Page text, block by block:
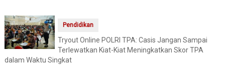
Pendidikan
Tryout Online POLRI TPA: Casis Jangan Sampai
Terlewatkan Kiat-Kiat Meningkatkan Skor TPA
dalam Waktu Singkat